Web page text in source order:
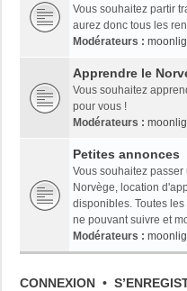
Vous souhaitez partir
aurez donc tous les
Modérateurs :
Apprendre le
Vous souhaitez
pour vous !
Modérateurs :
Petites annonces
Vous souhaitez
Norvège, location
disponibles. Toutes
ne pouvant suivre et
Modérateurs :
CONNEXION •